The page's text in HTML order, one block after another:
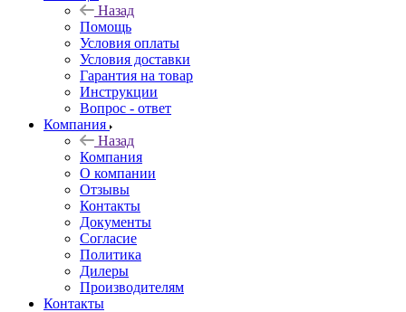
Назад
Помощь
Условия оплаты
Условия доставки
Гарантия на товар
Инструкции
Вопрос - ответ
Компания
Назад
Компания
О компании
Отзывы
Контакты
Документы
Согласие
Политика
Дилеры
Производителям
Контакты